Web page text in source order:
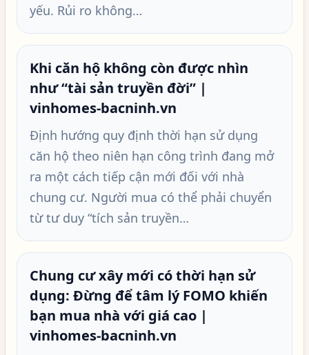
yếu. Rủi ro không…
Khi căn hộ không còn được nhìn
như “tài sản truyền đời” |
vinhomes-bacninh.vn
Định hướng quy định thời hạn sử dụng
căn hộ theo niên hạn công trình đang mở
ra một cách tiếp cận mới đối với nhà
chung cư. Người mua có thể phải chuyển
từ tư duy “tích sản truyền…
Chung cư xây mới có thời hạn sử
dụng: Đừng để tâm lý FOMO khiến
bạn mua nhà với giá cao |
vinhomes-bacninh.vn